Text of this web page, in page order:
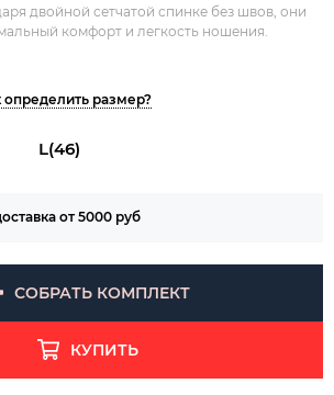
двойной сетчатой спинке без швов, они
комфорт и легкость ношения.
определить размер?
L(46)
от 5000 руб
СОБРАТЬ КОМПЛЕКТ
КУПИТЬ